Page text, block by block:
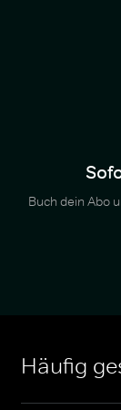
Buch dein Abo
Häufig